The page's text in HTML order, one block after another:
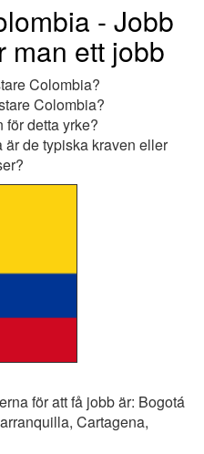
- Jobb
man ett jobb
Colombia?
Colombia?
detta yrke?
de typiska kraven eller
för att få jobb är: Bogotá
Cartagena,